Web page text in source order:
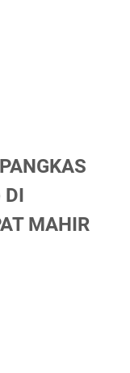
DI
MAHIR